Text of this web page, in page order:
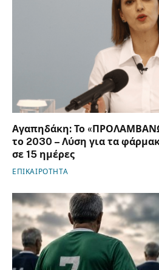
Αγαπηδάκη: Το
το 2030 – Λύση για τα
σε 15 ημέρες
ΕΠΙΚΑΙΡΟΤΗΤΑ